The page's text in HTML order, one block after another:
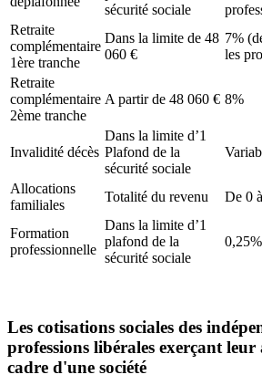
sécurité sociale
Retraite
complémentaire
1ère tranche
Dans la limite de 48
060 €
7%
les
Retraite
complémentaire
2ème tranche
A partir de 48 060 € 8%
Invalidité décès
Dans la limite d’1
Plafond de la
sécurité sociale
Allocations
familiales
Totalité du revenu De 0
Formation
professionnelle
Dans la limite d’1
plafond de la
sécurité sociale
0,25%
Les cotisations sociales des
professions libérales exerçant leur
cadre d'une société